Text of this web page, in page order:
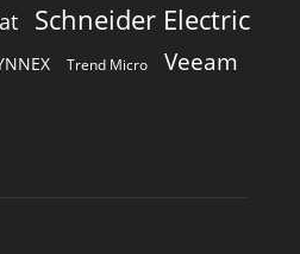
Schneider Electric
Trend Micro Veeam